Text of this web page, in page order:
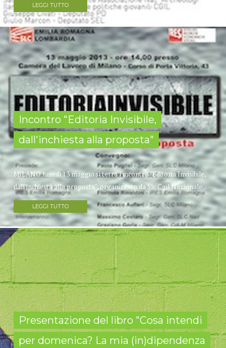
LEGGI TUTTO
Incontro "Editoria Invisibile,
dall'inchiesta alla proposta"
MILANO lunedì 13 maggio si terrà l'incontro "Editoria Invisibile,
dall'inchiesta alla proposta", organizzato da Slc Cgil Nazionale...
LEGGI TUTTO
Presentazione del libro "Cosa intendi
per domenica? La mia (in)dipendenza